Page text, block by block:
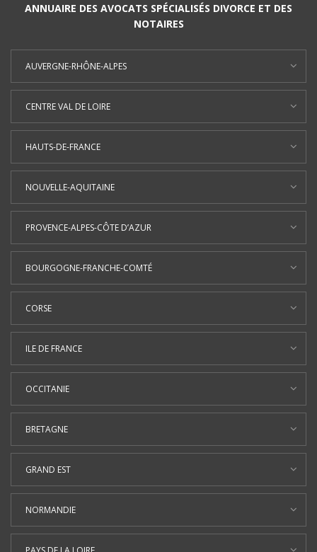
ANNUAIRE DES AVOCATS SPÉCIALISÉS DIVORCE ET DES
NOTAIRES
AUVERGNE-RHÔNE-ALPES
CENTRE VAL DE LOIRE
HAUTS-DE-FRANCE
NOUVELLE-AQUITAINE
PROVENCE-ALPES-CÔTE D’AZUR
BOURGOGNE-FRANCHE-COMTÉ
CORSE
ILE DE FRANCE
OCCITANIE
BRETAGNE
GRAND EST
NORMANDIE